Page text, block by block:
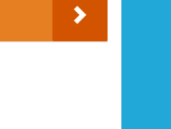
Top-Mount